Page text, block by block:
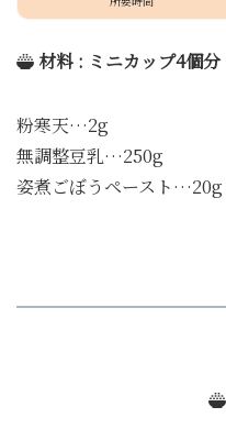
材料 : ミニカップ4個分
粉寒天…2g
無調整豆乳…250g
姿煮ごぼうペースト…20g